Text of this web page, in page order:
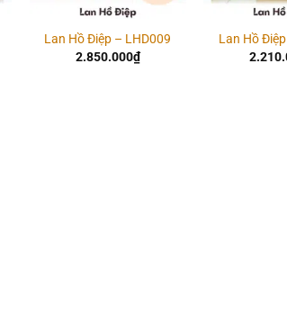
Lan Hồ Điệp – LHD009
2.850.000₫
Lan Hồ